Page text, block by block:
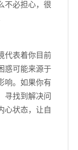
不必担心，很
代表着你目前
惑可能来源于
响。如果你有
寻找到解决问
心状态，让自